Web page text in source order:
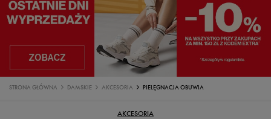
STRONA GŁÓWNA DAMSKIE AKCESORIA PIELĘGNACJA OBUWIA
AKCESORIA